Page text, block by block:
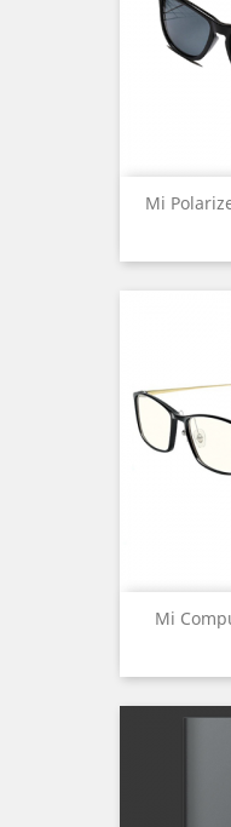
Mi
Mi